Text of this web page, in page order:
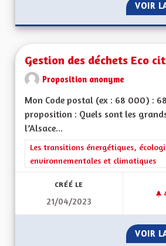
VOIR
Gestion des déchets Eco
Proposition anonyme
Mon Code postal (ex : 68 000) :
proposition : Quels sont les
l’Alsace...
Filtrer les résultats de la catégorie :
Les transitions énergétiques,
environnementales et climatiques
CRÉÉ LE
21/04/2023
VOIR